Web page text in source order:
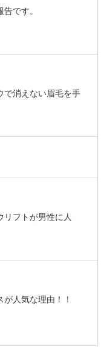
です。
で消えない眉毛を手
リフトが男性に人
人気な理由！！